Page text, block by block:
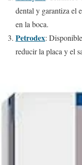
dental y garantiza el
en la boca.
Petrodex:
reducir la placa y el